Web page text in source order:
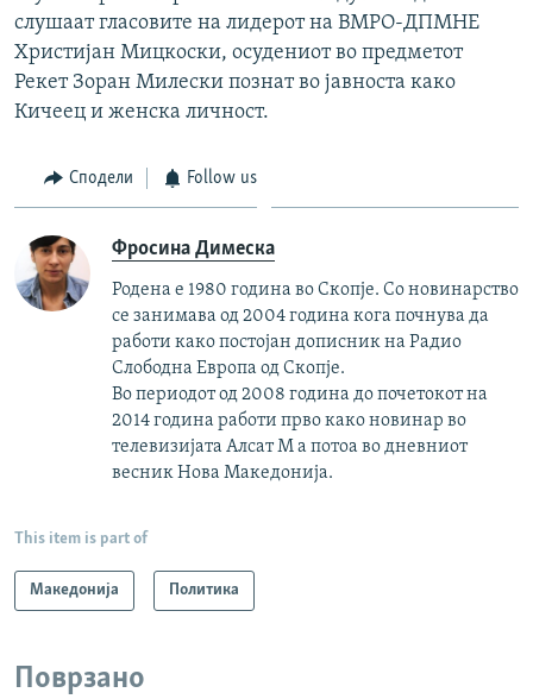
слушаат гласовите на лидерот на ВМРО-ДПМНЕ
Христијан Мицкоски, осудениот во предметот
Рекет Зоран Милески познат во јавноста како
Кичеец и женска личност.
Сподели Follow us
Фросина Димеска
Родена е 1980 година во Скопје. Со новинарство
се занимава од 2004 година кога почнува да
работи како постојан дописник на Радио
Слободна Европа од Скопје.
Во периодот од 2008 година до почетокот на
2014 година работи прво како новинар во
телевизијата Алсат М а потоа во дневниот
весник Нова Македонија.
This item is part of
Македонија Политика
Поврзано